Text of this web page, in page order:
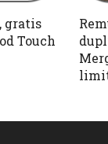
gratis
Touch